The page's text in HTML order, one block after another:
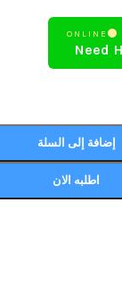
ONLINE
Need
إضافة إلى السلة
اطلبه الان